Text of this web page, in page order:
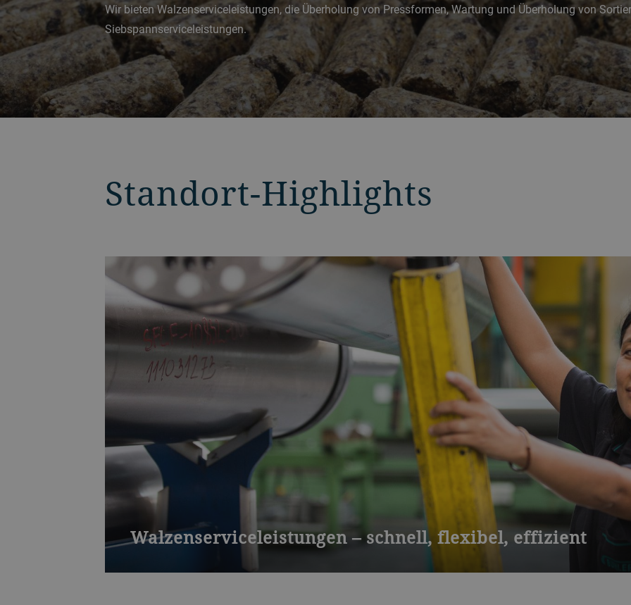
Wir bieten Walzenserviceleistungen, die Überholung von Pressformen, Wartung und Überholung von
Siebspannserviceleistungen.
Standort-Highlights
Walzenserviceleistungen – schnell, flexibel, effizient
wirkt sich direkt auf Ihre Produktivität aus. Wir bieten Serviceleistungen für die Wartung Ihrer Riffel-